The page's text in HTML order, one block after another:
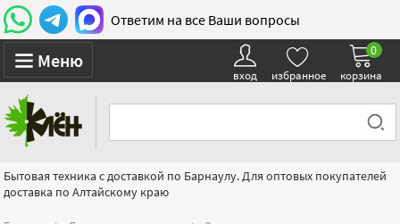
Ответим на все Ваши вопросы
Меню
вход избранное корзина
0
Бытовая техника с доставкой по Барнаулу. Для оптовых покупателей
доставка по Алтайскому краю